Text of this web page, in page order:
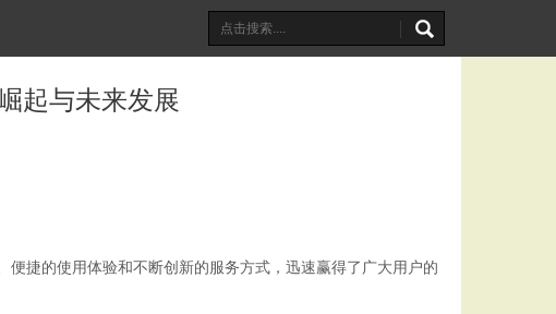
起与未来发展
捷的使用体验和不断创新的服务方式，迅速赢得了广大用户的